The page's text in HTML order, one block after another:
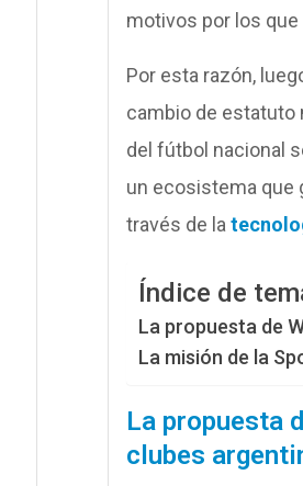
motivos por los que
Por esta razón,
cambio de estatuto
del fútbol nacional
un ecosistema que
través de la
Índice de
La propuesta de
La misión de la
La propuesta
clubes